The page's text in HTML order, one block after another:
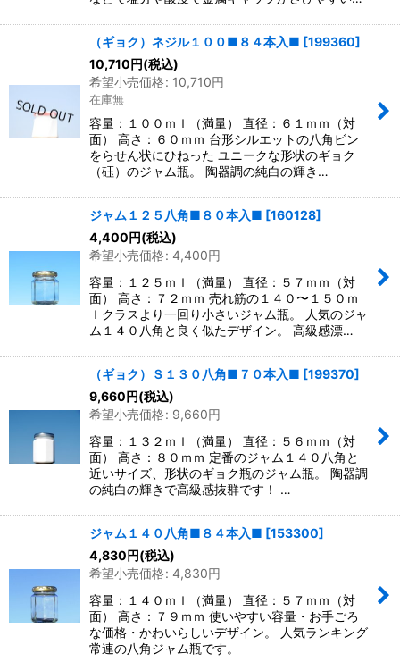
（ギョク）ネジル１００■８４本入■ [199360]
10,710円(税込)
希望小売価格: 10,710円
在庫無
容量：１００ｍｌ（満量） 直径：６１ｍｍ（対
面） 高さ：６０ｍｍ 台形シルエットの八角ビン
をらせん状にひねった ユニークな形状のギョク
（砡）のジャム瓶。 陶器調の純白の輝き…
ジャム１２５八角■８０本入■ [160128]
4,400円(税込)
希望小売価格: 4,400円
容量：１２５ｍｌ（満量） 直径：５７ｍｍ（対
面） 高さ：７２ｍｍ 売れ筋の１４０〜１５０ｍ
ｌクラスより一回り小さいジャム瓶。 人気のジャ
ム１４０八角と良く似たデザイン。 高級感漂…
（ギョク）Ｓ１３０八角■７０本入■ [199370]
9,660円(税込)
希望小売価格: 9,660円
容量：１３２ｍｌ（満量） 直径：５６ｍｍ（対
面） 高さ：８０ｍｍ 定番のジャム１４０八角と
近いサイズ、形状のギョク瓶のジャム瓶。 陶器調
の純白の輝きで高級感抜群です！ …
ジャム１４０八角■８４本入■ [153300]
4,830円(税込)
希望小売価格: 4,830円
容量：１４０ｍｌ（満量） 直径：５７ｍｍ（対
面） 高さ：７９ｍｍ 使いやすい容量・お手ごろ
な価格・かわいらしいデザイン。 人気ランキング
常連の八角ジャム瓶です。